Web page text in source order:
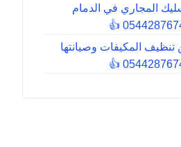
المجاري في الدمام
تنظيف المكيفات وصيانتها